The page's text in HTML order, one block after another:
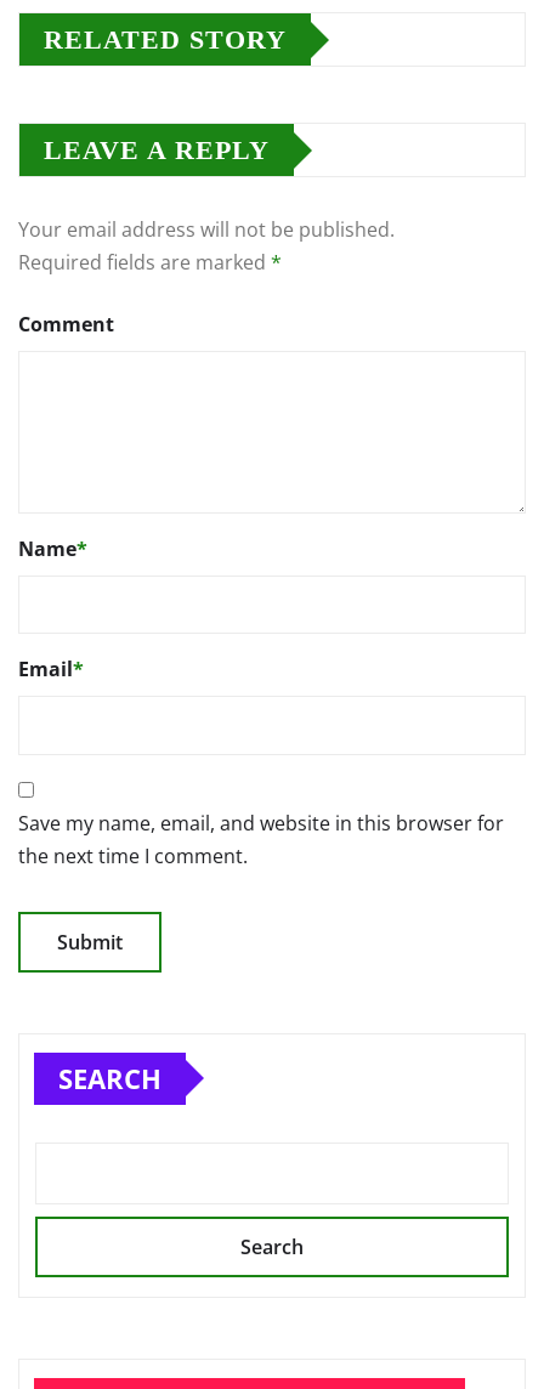
RELATED STORY
LEAVE A REPLY
Your email address will not be published.
Required fields are marked *
Comment
Name*
Email*
Save my name, email, and website in this browser for
the next time I comment.
SEARCH
Search